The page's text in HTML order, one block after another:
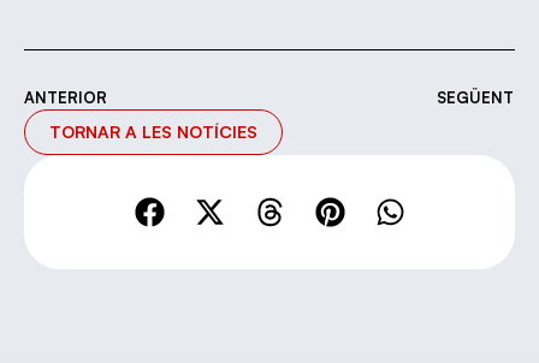
ANTERIOR SEGÜENT
TORNAR A LES NOTÍCIES